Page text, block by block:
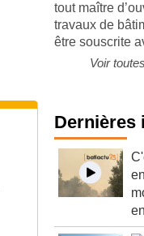
tout maître
travaux de
être souscrite
Voir
Dernières